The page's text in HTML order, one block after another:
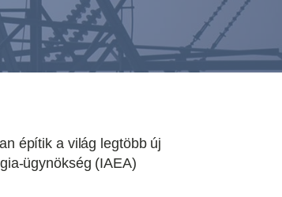
építik a világ legtöbb új
ügynökség (IAEA)